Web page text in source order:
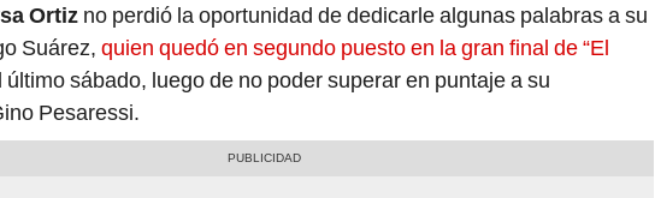
Ortiz no perdió la oportunidad de dedicarle algunas palabras a su
Suárez, quien quedó en segundo puesto en la gran final de “El
último sábado, luego de no poder superar en puntaje a su
Pesaressi.